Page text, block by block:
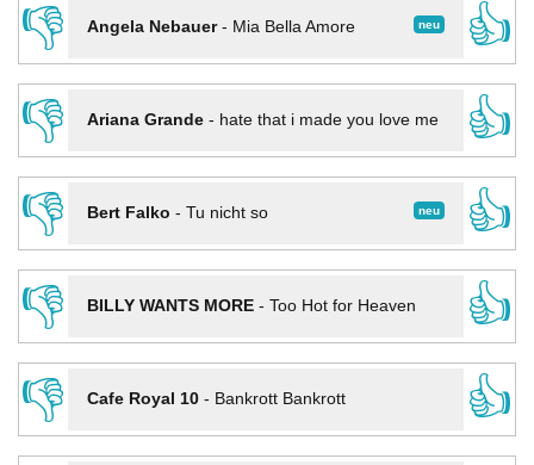
👎 neu
Angela Nebauer- Mia Bella Amore
👍
👎
Ariana Grande- hate that i made you love me
👍
👎
neu
Bert Falko - Tu nicht so
👍
👎
BILLY WANTS MORE- Too Hot for Heaven
👍
👎
Cafe Royal 10- Bankrott Bankrott
👍